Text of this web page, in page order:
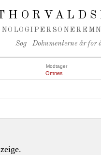
PERSONER
Søg Dokumenterne år for
Modtager
Omnes